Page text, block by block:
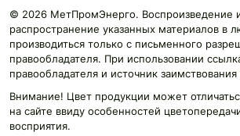
© 2026 МетПромЭнерго. Воспроизведение
распространение указанных материалов
производиться только с письменного
правообладателя. При использовании
правообладателя и источник заимствования
Внимание! Цвет продукции может
на сайте ввиду особенностей
восприятия.